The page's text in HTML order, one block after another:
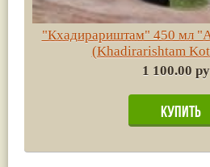
"Кхадирариштам" 450 мл
(Khadirarishtam
1 100.00